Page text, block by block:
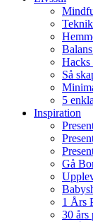
Hacks
Så
5
Inspiration
Gå
1 Års
30 års